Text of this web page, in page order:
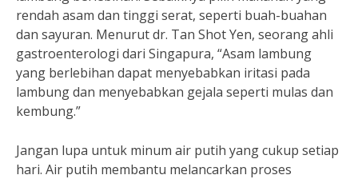
rendah asam dan tinggi serat, seperti buah-buahan
dan sayuran. Menurut dr. Tan Shot Yen, seorang ahli
gastroenterologi dari Singapura, “Asam lambung
yang berlebihan dapat menyebabkan iritasi pada
lambung dan menyebabkan gejala seperti mulas dan
kembung.”
Jangan lupa untuk minum air putih yang cukup setiap
hari. Air putih membantu melancarkan proses